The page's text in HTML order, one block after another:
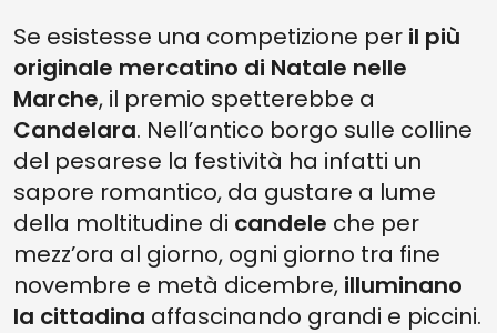
Se esistesse una competizione per il più
originale mercatino di Natale nelle
Marche, il premio spetterebbe a
Candelara. Nell’antico borgo sulle colline
del pesarese la festività ha infatti un
sapore romantico, da gustare a lume
della moltitudine di candele che per
mezz’ora al giorno, ogni giorno tra fine
novembre e metà dicembre, illuminano
la cittadina affascinando grandi e piccini.